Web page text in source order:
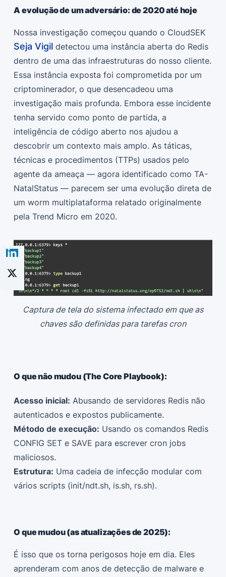
A evolução de um adversário: de 2020 até hoje
Nossa investigação começou quando o CloudSEK
Seja Vigil detectou uma instância aberta do Redis
dentro de uma das infraestruturas do nosso cliente.
Essa instância exposta foi comprometida por um
criptominerador, o que desencadeou uma
investigação mais profunda. Embora esse incidente
tenha servido como ponto de partida, a
inteligência de código aberto nos ajudou a
descobrir um contexto mais amplo. As táticas,
técnicas e procedimentos (TTPs) usados pelo
agente da ameaça — agora identificado como TA-
NatalStatus — parecem ser uma evolução direta de
um worm multiplataforma relatado originalmente
pela Trend Micro em 2020.
Captura de tela do sistema infectado em que as
chaves são definidas para tarefas cron
O que não mudou (The Core Playbook):
Acesso inicial: Abusando de servidores Redis não
autenticados e expostos publicamente.
Método de execução: Usando os comandos Redis
CONFIG SET e SAVE para escrever cron jobs
maliciosos.
Estrutura: Uma cadeia de infecção modular com
vários scripts (init/ndt.sh, is.sh, rs.sh).
O que mudou (as atualizações de 2025):
É isso que os torna perigosos hoje em dia. Eles
aprenderam com anos de detecção de malware e